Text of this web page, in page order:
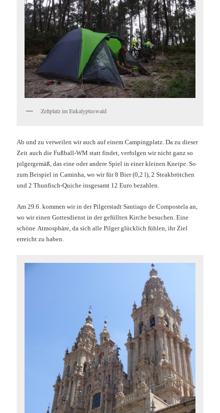
Zeltplatz im Eukalyptuswald
Ab und zu verweilen wir auch auf einem Campingplatz. Da zu dieser
Zeit auch die Fußball-WM statt findet, verfolgen wir nicht ganz so
pilgergemäß, das eine oder andere Spiel in einer kleinen Kneipe. So
zum Beispiel in Caminha, wo wir für 8 Bier (0,2 l), 2 Steakbrötchen
und 2 Thunfisch-Quiche insgesamt 12 Euro bezahlen.
Am 29.6. kommen wir in der Pilgerstadt Santiago de Compostela an,
wo wir einen Gottesdienst in der gefüllten Kirche besuchen. Eine
schöne Atmosphäre, da sich alle Pilger glücklich fühlen, ihr Ziel
erreicht zu haben.